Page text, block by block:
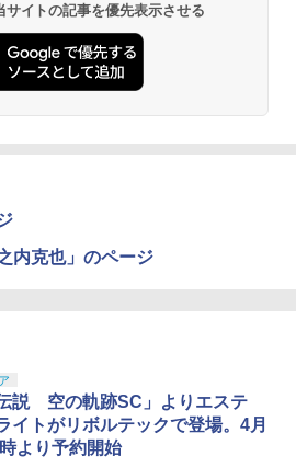
イトの記事を優先表示させる
内克也」のページ
伝説 空の軌跡SC」よりエステ
イトがリボルテックで登場。4月
より予約開始